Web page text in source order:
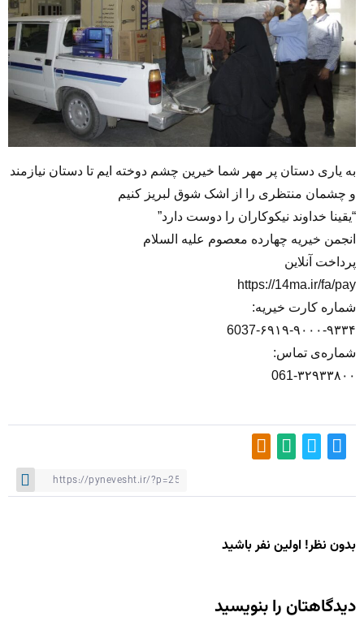
به یاری دستان پر مهر شما خیرین چشم دوخته ایم تا دستان نیازمند
و چشمان منتظری را از اشک شوق لبریز کنیم
“یقینا خداوند نیکوکاران را دوست دارد”
انجمن خیریه چهارده معصوم علیه السلام
پرداخت آنلاین
https://14ma.ir/fa/pay
شماره کارت خیریه:
6037-۶۹۱۹-۹۰۰۰-۹۳۳۴
شماره‌ی تماس:
061-۳۲۹۳۳۸۰۰
بدون نظر! اولین نفر باشید
دیدگاهتان را بنویسید